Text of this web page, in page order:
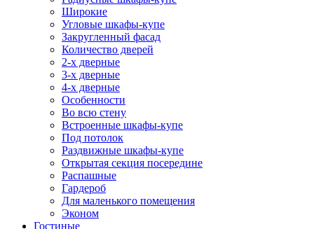
Широкие
Угловые шкафы-купе
Закругленный фасад
Количество дверей
2-х дверные
3-х дверные
4-х дверные
Особенности
Во всю стену
Встроенные шкафы-купе
Под потолок
Раздвижные шкафы-купе
Открытая секция посередине
Распашные
Гардероб
Для маленького помещения
Эконом
Гостиные